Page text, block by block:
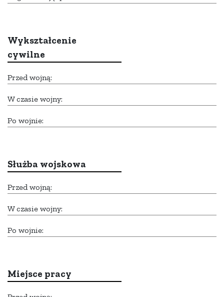
Wykształcenie
cywilne
Przed wojną:
W czasie wojny:
Po wojnie:
Służba wojskowa
Przed wojną:
W czasie wojny:
Po wojnie:
Miejsce pracy